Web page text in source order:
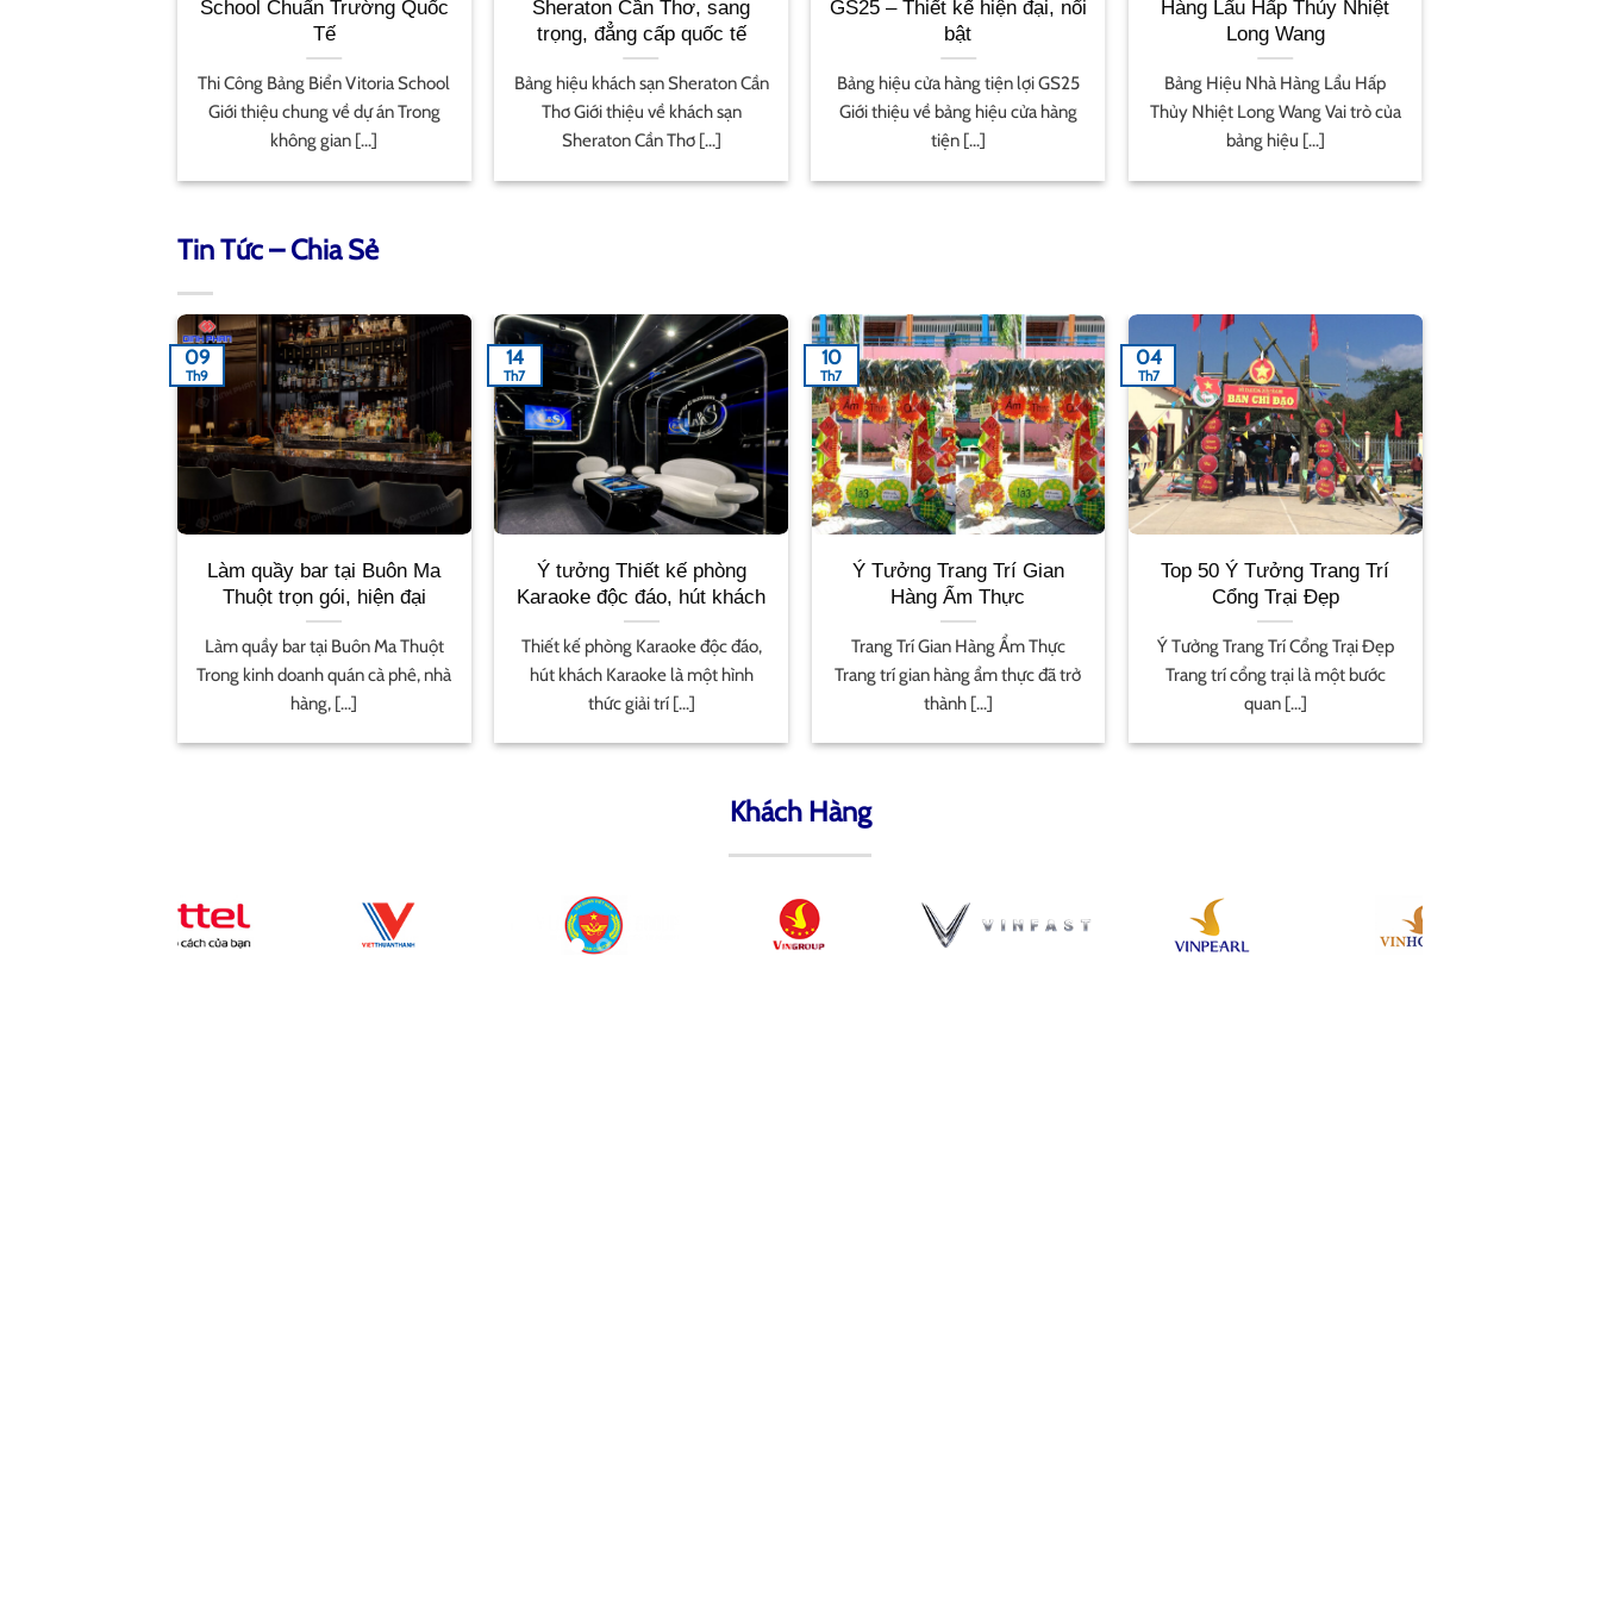
School Chuẩn Trường Quốc
Tế
Thi Công Bảng Biển Vitoria School
Giới thiệu chung về dự án Trong
không gian [...]
Sheraton Cần Thơ, sang
trọng, đẳng cấp quốc tế
Bảng hiệu khách sạn Sheraton Cần
Thơ Giới thiệu về khách sạn
Sheraton Cần Thơ [...]
GS25 – Thiết kế hiện đại, nổi
bật
Bảng hiệu cửa hàng tiện lợi GS25
Giới thiệu về bảng hiệu cửa hàng
tiện [...]
Hàng Lẩu Hấp Thủy Nhiệt
Long Wang
Bảng Hiệu Nhà Hàng Lẩu Hấp
Thủy Nhiệt Long Wang Vai trò của
bảng hiệu [...]
Tin Tức – Chia Sẻ
Làm quầy bar tại Buôn Ma
Thuột trọn gói, hiện đại
Làm quầy bar tại Buôn Ma Thuột
Trong kinh doanh quán cà phê, nhà
hàng, [...]
09
Th9
Ý tưởng Thiết kế phòng
Karaoke độc đáo, hút khách
Thiết kế phòng Karaoke độc đáo,
hút khách Karaoke là một hình
thức giải trí [...]
14
Th7
Ý Tưởng Trang Trí Gian
Hàng Ẩm Thực
Trang Trí Gian Hàng Ẩm Thực
Trang trí gian hàng ẩm thực đã trở
thành [...]
10
Th7
Top 50 Ý Tưởng Trang Trí
Cổng Trại Đẹp
Ý Tưởng Trang Trí Cổng Trại Đẹp
Trang trí cổng trại là một bước
quan [...]
04
Th7
Khách Hàng